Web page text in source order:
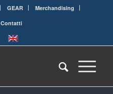
GEAR
Merchandising
Contatti